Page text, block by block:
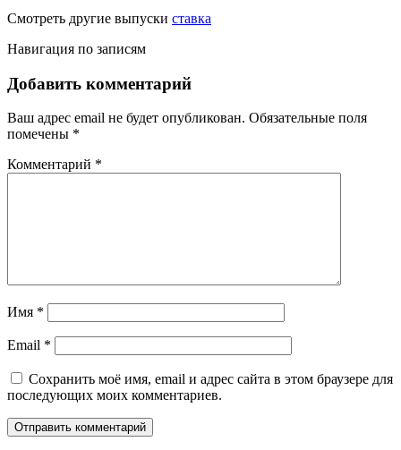
Смотреть другие выпуски ставка
Навигация по записям
Добавить комментарий
Ваш адрес email не будет опубликован. Обязательные поля
помечены *
Комментарий *
Имя *
Email *
Сохранить моё имя, email и адрес сайта в этом браузере для
последующих моих комментариев.